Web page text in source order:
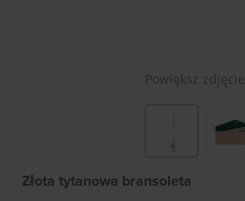
Powiększ zdjęcie
Złota tytanowa bransoleta